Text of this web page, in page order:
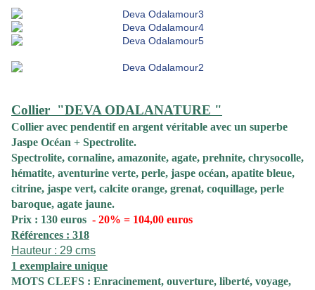
Collier "DEVA ODALANATURE "
Collier avec pendentif en argent véritable avec un superbe
Jaspe Océan + Spectrolite.
Spectrolite, cornaline, amazonite, agate, prehnite, chrysocolle,
hématite, aventurine verte, perle, jaspe océan, apatite bleue,
citrine, jaspe vert, calcite orange, grenat, coquillage, perle
baroque, agate jaune.
Prix : 130 euros - 20% = 104,00 euros
Références : 318
Hauteur : 29 cms
1 exemplaire unique
MOTS CLEFS : Enracinement, ouverture, liberté, voyage,